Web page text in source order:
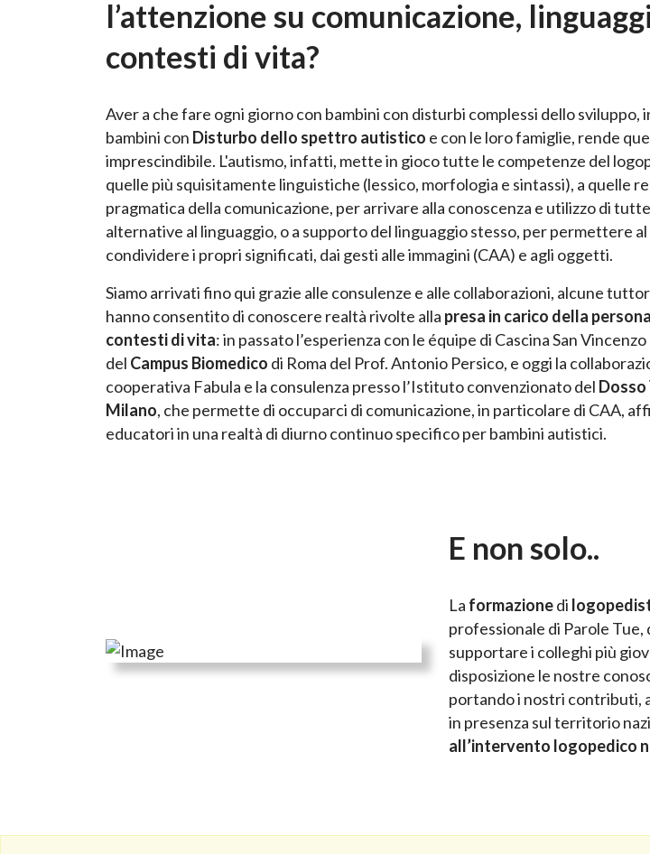
l’attenzione su comunicazione,
contesti di vita?
Aver a che fare ogni giorno con bambini con disturbi complessi dello sviluppo,
bambini con Disturbo dello spettro autistico e con le loro famiglie, rende
imprescindibile. L'autismo, infatti, mette in gioco tutte le competenze del
quelle più squisitamente linguistiche (lessico, morfologia e sintassi), a quelle
pragmatica della comunicazione, per arrivare alla conoscenza e utilizzo di
alternative al linguaggio, o a supporto del linguaggio stesso, per permettere al
condividere i propri significati, dai gesti alle immagini (CAA) e agli oggetti.
Siamo arrivati fino qui grazie alle consulenze e alle collaborazioni, alcune
hanno consentito di conoscere realtà rivolte alla presa in carico della
contesti di vita: in passato l’esperienza con le équipe di Cascina San
del Campus Biomedico di Roma del Prof. Antonio Persico, e oggi la
cooperativa Fabula e la consulenza presso l’Istituto convenzionato del Dosso
Milano, che permette di occuparci di comunicazione, in particolare di CAA,
educatori in una realtà di diurno continuo specifico per bambini autistici.
E non solo..
La formazionedi
professionale di Parole
supportare i colleghi più
disposizione le nostre
portando i nostri contributi,
in presenza sul territorio
all’intervento logopedico